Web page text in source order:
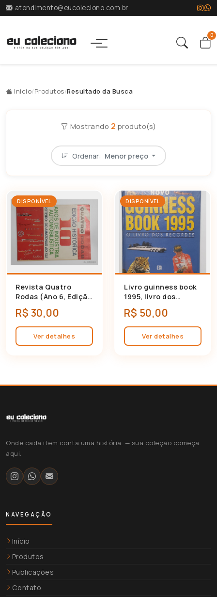
atendimento@eucoleciono.com.br
0
Início/Produtos/Resultado da Busca
Mostrando 2 produto(s)
Ordenar: Menor preço
DISPONÍVEL
🛍 Adicionar ao carrinho
Revista Quatro
Rodas (Ano 6, Edição
66) Janeiro/1966
R$ 30,00
Ver detalhes
DISPONÍVEL
🛍 Adicionar ao carrinho
Livro guinness book
1995, livro dos
recordes - Excelente
estado
R$ 50,00
Ver detalhes
Onde cada item conta uma história. — sua coleção começa
aqui.
NAVEGAÇÃO
Início
Produtos
Publicações
Contato